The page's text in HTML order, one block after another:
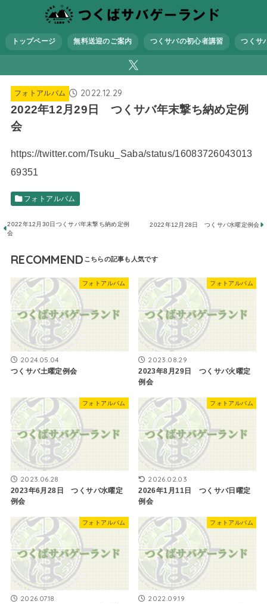
トップページ 無料送迎のご案内 つくサバの初心者講習 つくサ
フォトアルバム 2022.12.29
2022年12月29日 つくサバ年末撃ち納め定例
会
https://twitter.com/Tsuku_Saba/status/16083726043013
69351
フォトアルバム
2022年12月30日つくサバ年末撃ち納め定例
会
2022年12月28日 つくサバ水曜定例会
RECOMMEND
フォトアルバム
2024.05.04
つくサバ土曜定例会
フォトアルバム
2023.08.29
2023年8月29日 つくサバ火曜定
例会
フォトアルバム
2023.06.28
2023年6月28日 つくサバ水曜定
例会
フォトアルバム
2026.02.03
2026年1月11日 つくサバ日曜定
例会
フォトアルバム
2026.07.18
フォトアルバム
2022.09.19